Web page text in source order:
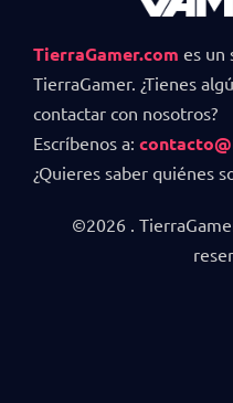
TierraGamer.com es un
TierraGamer. ¿Tienes
contactar con nosotros?
Escríbenos a:
¿Quieres saber quiénes
©2026 .